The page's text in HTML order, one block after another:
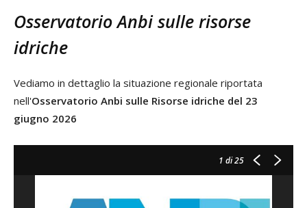
Osservatorio Anbi sulle risorse
idriche
Vediamo in dettaglio la situazione regionale riportata
nell'Osservatorio Anbi sulle Risorse idriche del 23
giugno 2026
1 di 25